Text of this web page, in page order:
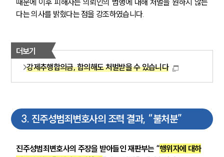
때문에 이후 피해자는 의뢰인의 범행에 대해 처벌을 원하지 않는
다는 의사를 밝혔다는 점을 강조하였습니다.
더보기
강제추행합의금, 합의해도 처벌받을 수 있습니다
3. 진주성범죄변호사의 조력 결과, “불처분”
진주성범죄변호사의 주장을 받아들인 재판부는 “행위자에 대하